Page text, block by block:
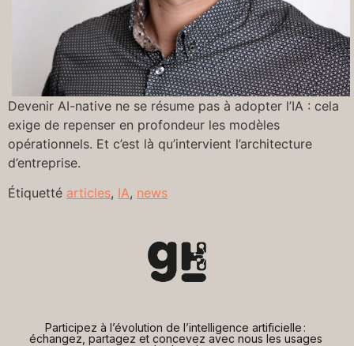
Devenir AI-native ne se résume pas à adopter l’IA : cela
exige de repenser en profondeur les modèles
opérationnels. Et c’est là qu’intervient l’architecture
d’entreprise.
Étiquetté articles, IA, news
Participez à l’évolution de l’intelligence artificielle :
échangez, partagez et concevez avec nous les usages